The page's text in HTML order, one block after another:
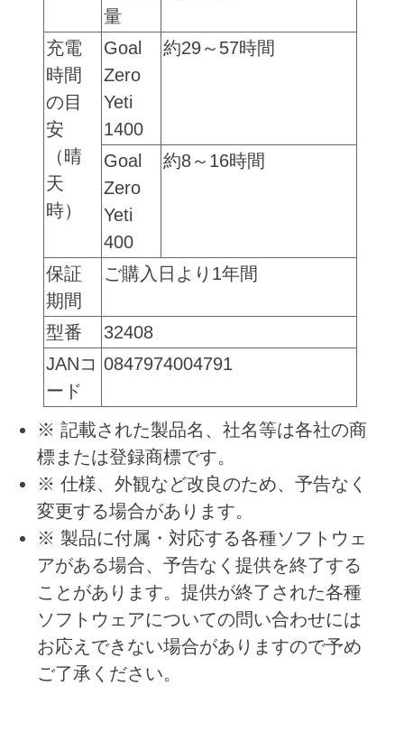
量
充電
時間
の目
安
（晴
天
時）
Goal
Zero
Yeti
1400
約29～57時間
Goal
Zero
Yeti
400
約8～16時間
保証
期間
ご購入日より1年間
型番
32408
JANコ
ード
0847974004791
※ 記載された製品名、社名等は各社の商
標または登録商標です。
※ 仕様、外観など改良のため、予告なく
変更する場合があります。
※ 製品に付属・対応する各種ソフトウェ
アがある場合、予告なく提供を終了する
ことがあります。提供が終了された各種
ソフトウェアについての問い合わせには
お応えできない場合がありますので予め
ご了承ください。